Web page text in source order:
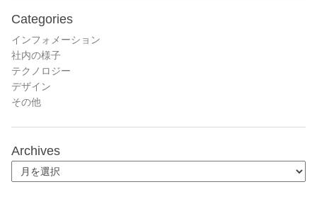
Categories
インフォメーション
社内の様子
テクノロジー
デザイン
その他
Archives